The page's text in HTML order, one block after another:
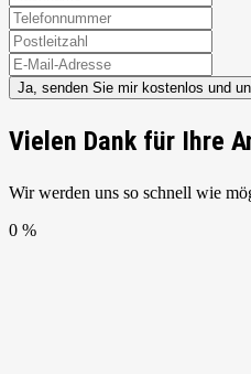
Ja, senden Sie mir kostenlos und
Vielen Dank für Ihre
Wir werden uns so schnell wie
0 %